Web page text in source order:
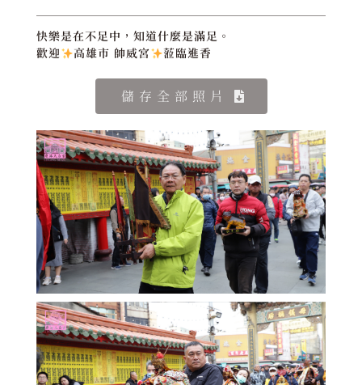
快樂是在不足中，知道什麼是滿足。
歡迎
高雄市 帥威宮 蒞臨進香
儲存全部照片